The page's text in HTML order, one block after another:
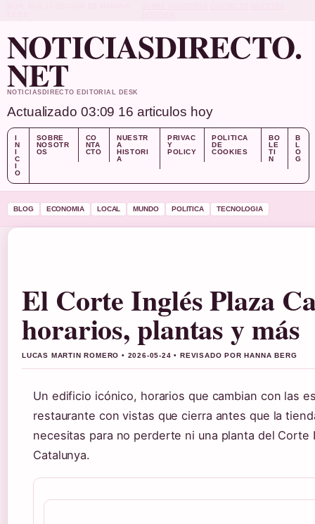
NOTICIASDIRECTO.
NET
NOTICIASDIRECTO EDITORIAL DESK
Actualizado 03:09 16 articulos hoy
I
N
I
C
I
O
SOBRE
NOSOTR
OS
CO
NTA
CTO
NUESTR
A
HISTORI
A
PRIVAC
Y
POLICY
POLITICA
DE
COOKIES
BO
LE
TI
N
B
L
O
G
BLOG ECONOMIA LOCAL MUNDO POLITICA TECNOLOGIA
El Corte Inglés Plaza
horarios, plantas y más
LUCAS MARTIN ROMERO • 2026-05-24 • REVISADO POR HANNA BERG
Un edificio icónico, horarios que cambian con las
restaurante con vistas que cierra antes que la
necesitas para no perderte ni una planta del Corte
Catalunya.